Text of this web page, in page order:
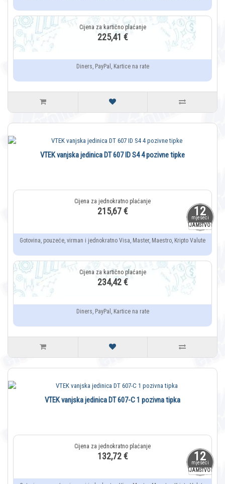
225,41 €
Diners, PayPal, Kartice na rate
12
mjeseci
JAMSTVO
VTEK vanjska jedinica DT 607 ID S4 4 pozivne tipke
215,67 €
Gotovina, pouzeće, virman i jednokratno Visa, Master, Maestro, Kripto Valute
234,42 €
Diners, PayPal, Kartice na rate
12
mjeseci
JAMSTVO
VTEK vanjska jedinica DT 607-C 1 pozivna tipka
132,72 €